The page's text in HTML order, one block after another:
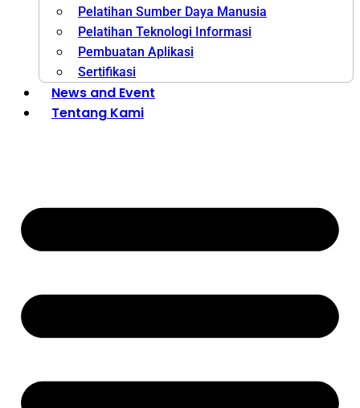
Pelatihan Sumber Daya Manusia
Pelatihan Teknologi Informasi
Pembuatan Aplikasi
Sertifikasi
News and Event
Tentang Kami